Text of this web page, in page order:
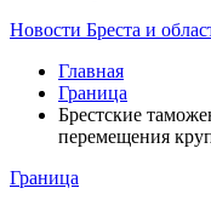
Новости Бреста и
Главная
Граница
Брестские
перемещения
Граница